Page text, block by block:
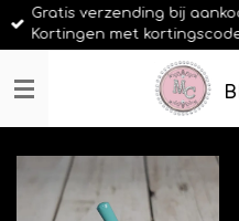
Ga
direct
de
Gratis verzending bij
Kortingen met